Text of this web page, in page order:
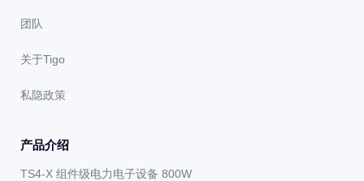
团队
关于Tigo
私隐政策
产品介绍
TS4-X 组件级电力电子设备 800W